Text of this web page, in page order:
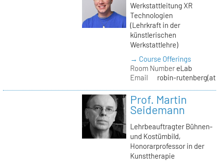
Werkstattleitung XR
Technologien
(Lehrkraft in der
künstlerischen
Werkstattlehre)
→ Course Offerings
Room NumbereLab
Email
robin-
Prof. Martin
Seidemann
Lehrbeauftragter Bühnen-
und Kostümbild,
Honorarprofessor in der
Kunsttherapie